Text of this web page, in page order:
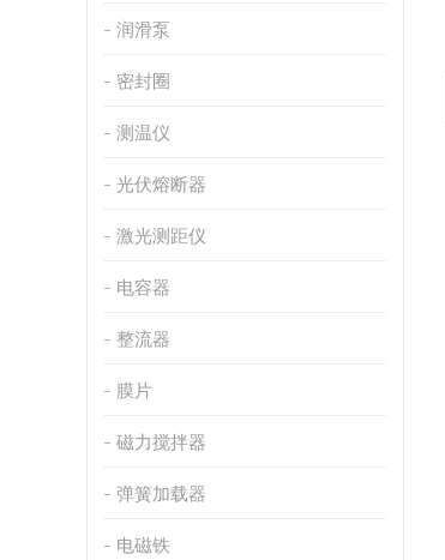
润滑泵
密封圈
测温仪
光伏熔断器
激光测距仪
电容器
整流器
膜片
磁力搅拌器
弹簧加载器
电磁铁